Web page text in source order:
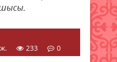
233 0